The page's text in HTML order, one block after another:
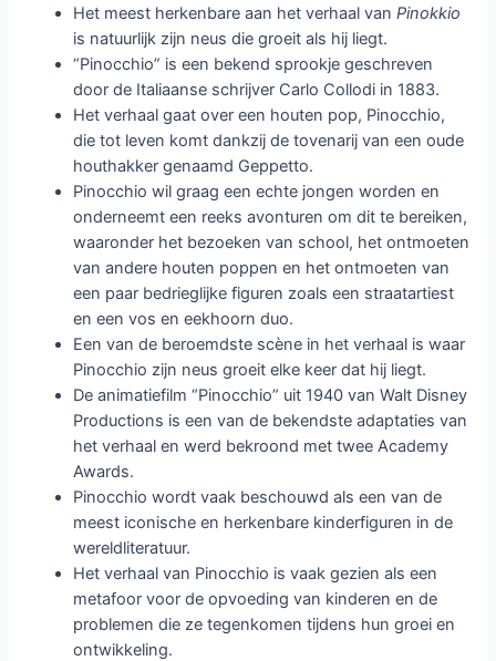
Het meest herkenbare aan het verhaal vanPinokkio
is natuurlijk zijn neus die groeit als hij liegt.
“Pinocchio” is een bekend sprookje geschreven
door de Italiaanse schrijver Carlo Collodi in 1883.
Het verhaal gaat over een houten pop, Pinocchio,
die tot leven komt dankzij de tovenarij van een oude
houthakker genaamd Geppetto.
Pinocchio wil graag een echte jongen worden en
onderneemt een reeks avonturen om dit te bereiken,
waaronder het bezoeken van school, het ontmoeten
van andere houten poppen en het ontmoeten van
een paar bedrieglijke figuren zoals een straatartiest
en een vos en eekhoorn duo.
Een van de beroemdste scène in het verhaal is waar
Pinocchio zijn neus groeit elke keer dat hij liegt.
De animatiefilm “Pinocchio” uit 1940 van Walt Disney
Productions is een van de bekendste adaptaties van
het verhaal en werd bekroond met twee Academy
Awards.
Pinocchio wordt vaak beschouwd als een van de
meest iconische en herkenbare kinderfiguren in de
wereldliteratuur.
Het verhaal van Pinocchio is vaak gezien als een
metafoor voor de opvoeding van kinderen en de
problemen die ze tegenkomen tijdens hun groei en
ontwikkeling.